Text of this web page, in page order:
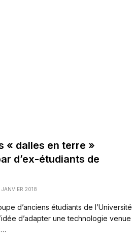
« dalles en terre »
d’ex-étudiants de
JANVIER 2018
d’anciens étudiants de l’Université
d’adapter une technologie venue